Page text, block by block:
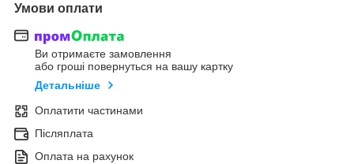
Умови оплати
Ви отримаєте замовлення
або гроші повернуться на вашу картку
Детальніше
Оплатити частинами
Післяплата
Оплата на рахунок